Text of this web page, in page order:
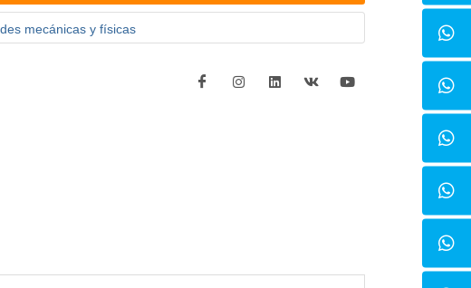
mecánicas y físicas